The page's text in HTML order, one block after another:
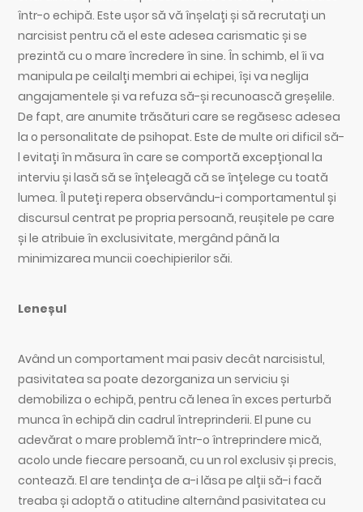
într-o echipă. Este ușor să vă înșelați și să recrutați un
narcisist pentru că el este adesea carismatic și se
prezintă cu o mare încredere în sine. În schimb, el îi va
manipula pe ceilalți membri ai echipei, își va neglija
angajamentele și va refuza să-și recunoască greșelile.
De fapt, are anumite trăsături care se regăsesc adesea
la o personalitate de psihopat. Este de multe ori dificil să-
l evitați în măsura în care se comportă excepțional la
interviu și lasă să se înțeleagă că se înțelege cu toată
lumea. Îl puteți repera observându-i comportamentul și
discursul centrat pe propria persoană, reușitele pe care
și le atribuie în exclusivitate, mergând până la
minimizarea muncii coechipierilor săi.
Leneșul
Având un comportament mai pasiv decât narcisistul,
pasivitatea sa poate dezorganiza un serviciu și
demobiliza o echipă, pentru că lenea în exces perturbă
munca în echipă din cadrul întreprinderii. El pune cu
adevărat o mare problemă într-o întreprindere mică,
acolo unde fiecare persoană, cu un rol exclusiv și precis,
contează. El are tendința de a-i lăsa pe alții să-i facă
treaba și adoptă o atitudine alternând pasivitatea cu